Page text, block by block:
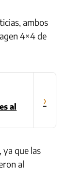
ambos
4×4 de
al
›
que las
al